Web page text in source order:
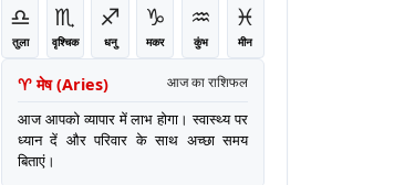
♎
तुला
♏
वृश्चिक
♐
धनु
♑
मकर
♒
कुंभ
♓
मीन
♈ मेष(Aries) आज का राशिफल
आज आपको व्यापार में लाभ होगा। स्वास्थ्य पर
ध्यान दें और परिवार के साथ अच्छा समय
बिताएं।